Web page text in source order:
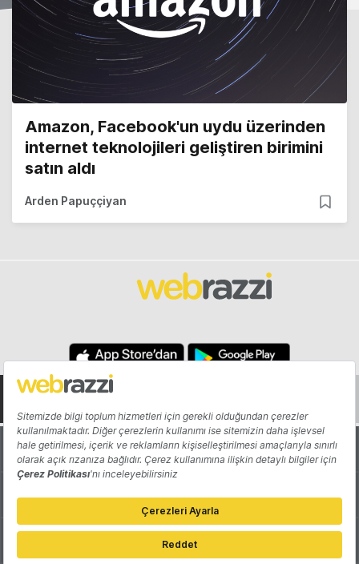
Amazon, Facebook'un uydu üzerinden
internet teknolojileri geliştiren birimini
satın aldı
Arden Papuççiyan
Hakkında Yazarlar
Katkıda Bulun Reklam